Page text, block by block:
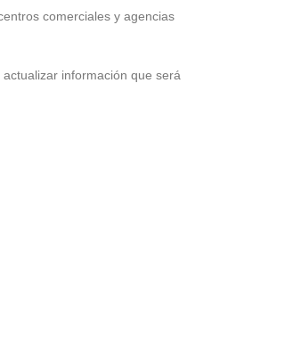
comerciales y agencias
información que será